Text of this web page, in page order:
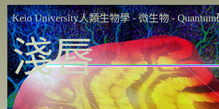
Keio University人類生物學 - 微生物 -
淺唇